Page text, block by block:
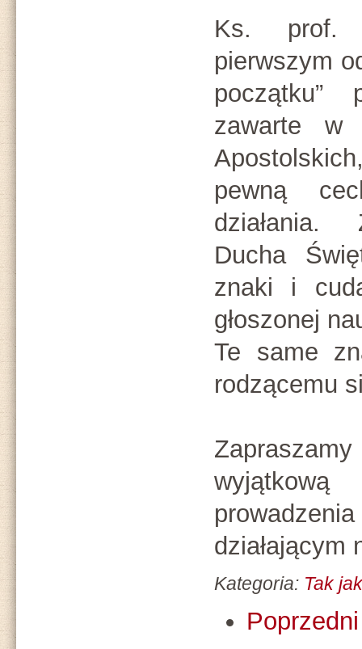
Ks. prof.
pierwszym
początku”
zawarte w
pewną
działania.
Ducha
znaki i
głoszonej
Te same
rodzącemu
działającym
Kategoria: Tak